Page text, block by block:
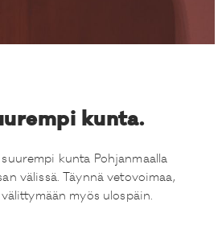
kunta.
kunta Pohjanmaalla
välissä. Täynnä vetovoimaa,
myös ulospäin.